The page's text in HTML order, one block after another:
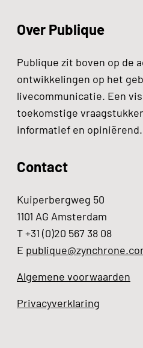
Over Publique
Publique zit boven op de
ontwikkelingen op het
livecommunicatie. Een
toekomstige
informatief en opiniërend.
Contact
Kuiperbergweg 50
1101 AG Amsterdam
T +31 (0)20 567 38 08
E
Algemene voorwaarden
Privacyverklaring